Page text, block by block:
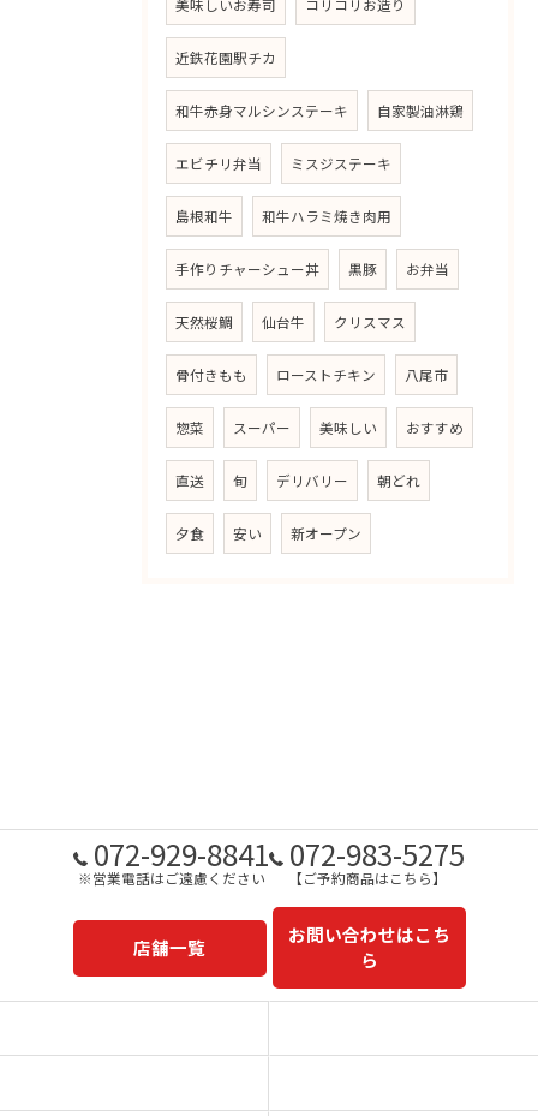
美味しいお寿司 コリコリお造り
近鉄花園駅チカ
和牛赤身マルシンステーキ 自家製油淋鶏
エビチリ弁当 ミスジステーキ
島根和牛 和牛ハラミ焼き肉用
手作りチャーシュー丼 黒豚 お弁当
天然桜鯛 仙台牛 クリスマス
骨付きもも ローストチキン 八尾市
惣菜 スーパー 美味しい おすすめ
直送 旬 デリバリー 朝どれ
夕食 安い 新オープン
072-929-8841
※営業電話はご遠慮ください
072-983-5275
【ご予約商品はこちら】
店舗一覧
お問い合わせはこち
ら